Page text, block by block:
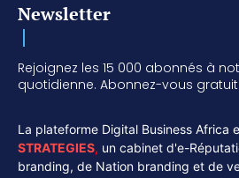
Newsletter
Rejoignez les 15 000 abonnés à
quotidienne. Abonnez-vous
La plateforme Digital Business Africa
STRATEGIES, un cabinet d'e-
branding, de Nation branding et de